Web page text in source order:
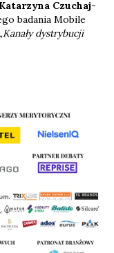
Katarzyna Czuchaj-
badania Mobile
„Kanały dystrybucji